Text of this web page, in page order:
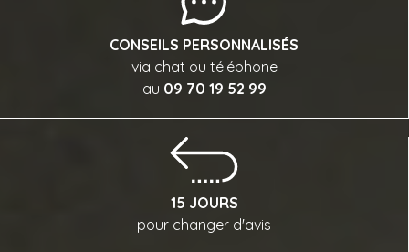
CONSEILS PERSONNALISÉS
via chat ou téléphone
au 09 70 19 52 99
15 JOURS
pour changer d'avis